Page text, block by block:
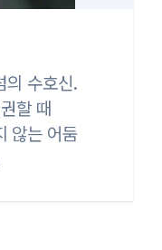
의 수호신.
할 때
않는 어둠